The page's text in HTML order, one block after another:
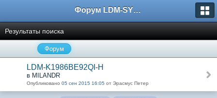
Форум LDM-SYSTEMS
Результаты поиска
Форум
LDM-K1986BE92QI-H
в MILANDR
Опубликовано 05 сен 2015 16:05 от Эрасмус Петер